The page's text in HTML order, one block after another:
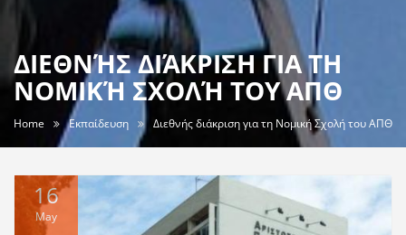
ΔΙΕΘΝΉΣ ΔΙΆΚΡΙΣΗ ΓΙΑ ΤΗ
ΝΟΜΙΚΉ ΣΧΟΛΉ ΤΟΥ ΑΠΘ
Home Εκπαίδευση Διεθνής διάκριση για τη Νομική Σχολή του ΑΠΘ
16
May